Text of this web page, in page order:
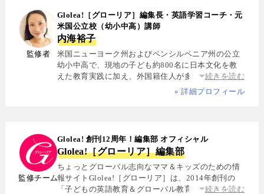
監修者
Glolea!［グローリア］編集長・英語学習コーチ・元
米国公立校（幼小中高）講師
内海裕子
米国ニューヨーク州およびペンシルベニア州の公立
幼小中高で、現地の子ども約800名に日本文化を教
えた教育実践に加え、外国籍住人が多数を占める多
国籍シェアハウスで約5年間生活し、リアルな多文化
スペイン語・中国語・日本語の4言語を駆使し、世界
中の女性や母親と対話・取材を継続. 親子留学、バイ
リンガル育児、おうち英語、子どもオンライン英会
話に関する実体験に基づく信頼性の高い情報を発信
している. 著書に『子育てツイッター入門』ほか、日
続きを読む
» 詳細プロフィール
監修チーム
Glolea! 創刊12周年！編集部 オフィシャル
Glolea!［グローリア］編集部
ちょっとグローバル志向なママ＆キッズのための情
報サイトGlolea!［グローリア］は、2014年創刊の
「子どもの英語教育＆グローバル教育」に特化した
続きを読む